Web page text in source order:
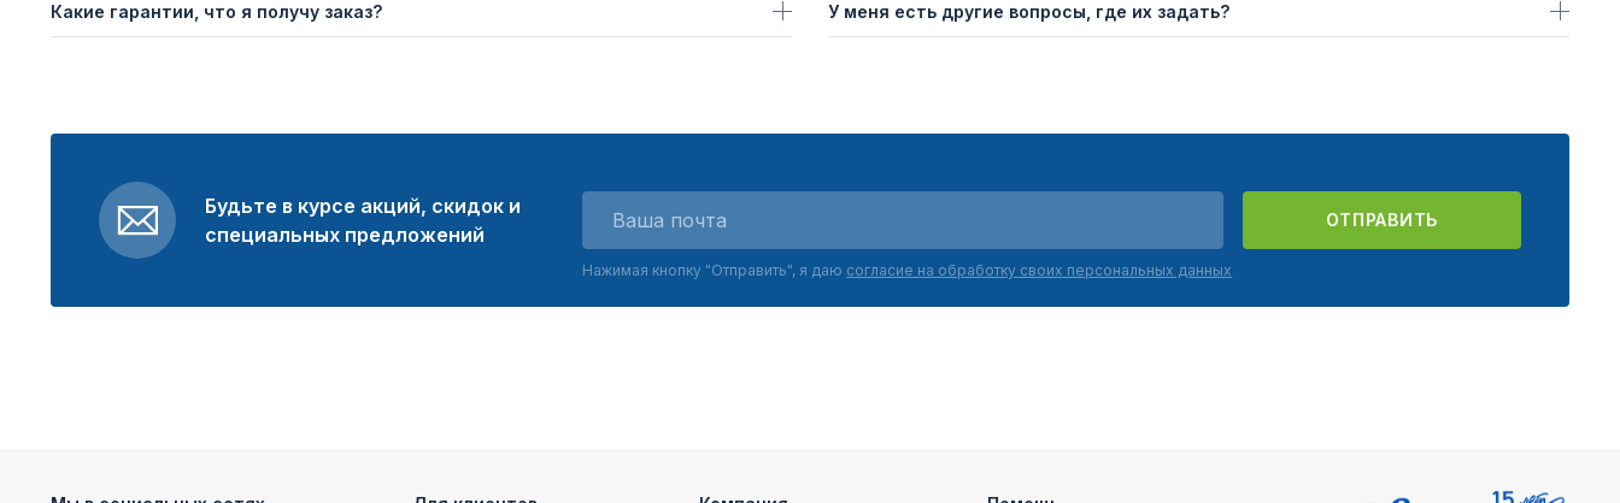
Какие гарантии, что я получу заказ? У меня есть другие вопросы, где их задать?
Будьте в курсе акций, скидок и
специальных предложений
ОТПРАВИТЬ
Нажимая кнопку "Отправить", я даю согласие на обработку своих персональных данных